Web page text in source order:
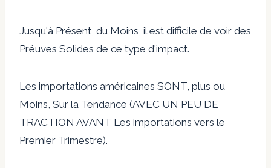
Jusqu'à Présent, du Moins, il est difficile de voir des
Préuves Solides de ce type d'impact.
Les importations américaines SONT, plus ou
Moins, Sur la Tendance (AVEC UN PEU DE
TRACTION AVANT Les importations vers le
Premier Trimestre).